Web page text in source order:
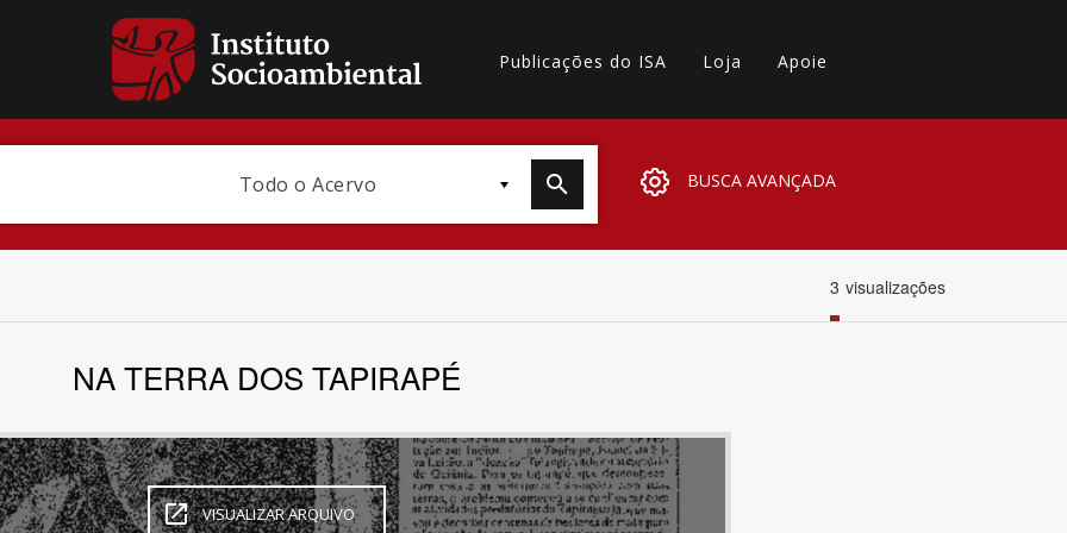
Publicações do ISA Loja Apoie
Todo o Acervo BUSCA AVANÇADA
Subtema
3 visualizações
NA TERRA DOS TAPIRAPÉ
VISUALIZAR ARQUIVO